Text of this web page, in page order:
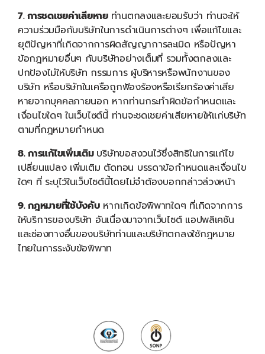
7. การชดเชยค่าเสียหาย ท่านตกลงและยอมรับว่า ท่านจะให้
ความร่วมมือกับบริษัทในการดำเนินการต่างๆ เพื่อแก้ไขและ
ยุติปัญหาที่เกิดจากการผิดสัญญาการละเมิด หรือปัญหา
ข้อกฎหมายอื่นๆ กับบริษัทอย่างเต็มที่ รวมทั้งตกลงและ
ปกป้องไม่ให้บริษัท กรรมการ ผู้บริหารหรือพนักงานของ
บริษัท หรือบริษัทในเครือถูกฟ้องร้องหรือเรียกร้องค่าเสีย
หายจากบุคคลภายนอก หากท่านกระทำผิดข้อกำหนดและ
เงื่อนไขใดๆ ในเว็บไซต์นี้ ท่านจะชดเชยค่าเสียหายให้แก่บริษัท
ตามที่กฎหมายกำหนด
8. การแก้ไขเพิ่มเติม บริษัทขอสงวนไว้ซึ่งสิทธิในการแก้ไข
เปลี่ยนแปลง เพิ่มเติม ตัดทอน บรรดาข้อกำหนดและเงื่อนไข
ใดๆ ที่ ระบุไว้ในเว็บไซต์นี้โดยไม่จำต้องบอกกล่าวล่วงหน้า
9. กฎหมายที่ใช้บังคับ หากเกิดข้อพิพาทใดๆ ที่เกิดจากการ
ให้บริการของบริษัท อันเนื่องมาจากเว็บไซต์ แอปพลิเคชัน
และช่องทางอื่นของบริษัทท่านและบริษัทตกลงใช้กฎหมาย
ไทยในการระงับข้อพิพาท